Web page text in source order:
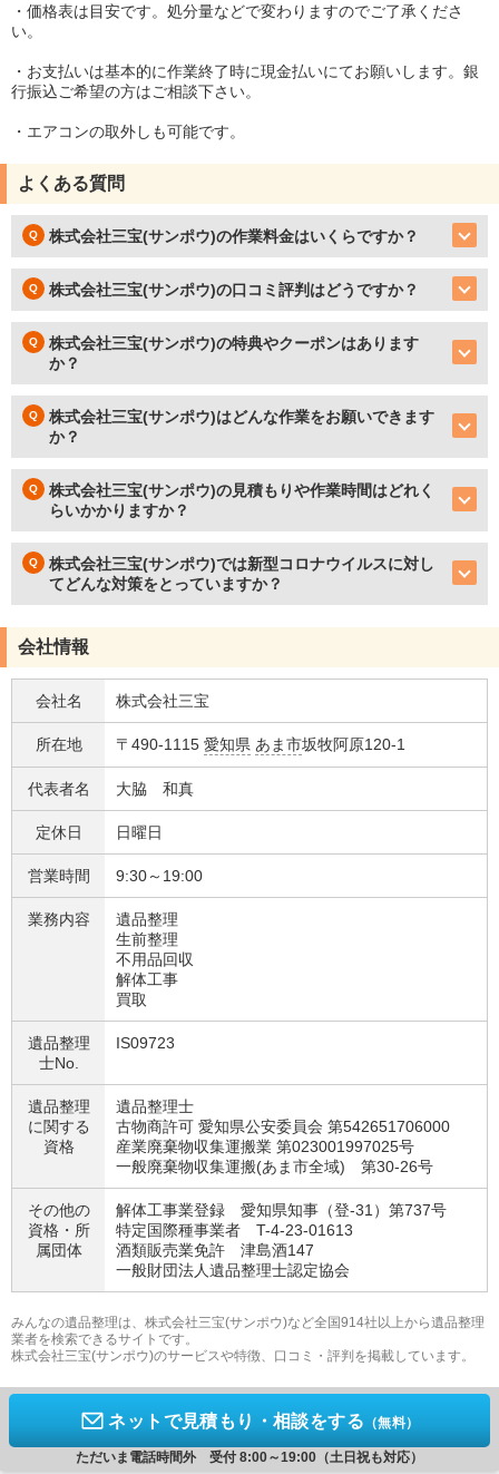
・価格表は目安です。処分量などで変わりますのでご了承くださ
い。
・お支払いは基本的に作業終了時に現金払いにてお願いします。銀
行振込ご希望の方はご相談下さい。
・エアコンの取外しも可能です。
よくある質問
株式会社三宝(サンポウ)の作業料金はいくらですか？
株式会社三宝(サンポウ)の口コミ評判はどうですか？
株式会社三宝(サンポウ)の特典やクーポンはあります
か？
株式会社三宝(サンポウ)はどんな作業をお願いできます
か？
株式会社三宝(サンポウ)の見積もりや作業時間はどれく
らいかかりますか？
株式会社三宝(サンポウ)では新型コロナウイルスに対し
てどんな対策をとっていますか？
会社情報
会社名 株式会社三宝
所在地 〒490-1115 愛知県 あま市坂牧阿原120-1
代表者名 大脇 和真
定休日 日曜日
営業時間 9:30～19:00
業務内容
遺品整理
生前整理
不用品回収
解体工事
買取
遺品整理
士No.
IS09723
遺品整理
に関する
資格
遺品整理士
古物商許可 愛知県公安委員会 第542651706000
産業廃棄物収集運搬業 第023001997025号
一般廃棄物収集運搬(あま市全域) 第30-26号
その他の
資格・ 所
属団体
解体工事業登録 愛知県知事（登-31）第737号
特定国際種事業者 T-4-23-01613
酒類販売業免許 津島酒147
一般財団法人遺品整理士認定協会
みんなの遺品整理は、株式会社三宝(サンポウ)など全国914社以上から遺品整理
業者を検索できるサイトです。
株式会社三宝(サンポウ)のサービスや特徴、口コミ・評判を掲載しています。
ネットで見積もり・相談をする （無料）
ただいま電話時間外 受付 8:00～19:00（土日祝も対応）